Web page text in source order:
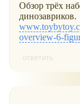
Обзор трёх
динозавриков.
overview-6-
ответить